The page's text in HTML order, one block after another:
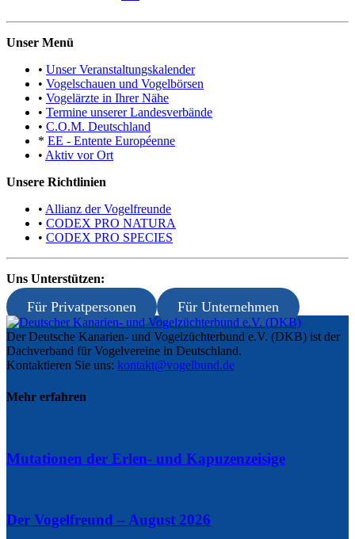
Unser Menü
• Unser Veranstaltungskalender
• Vogelschauen und Vogelbörsen
• Vogelärzte in Ihrer Nähe
• Termine unserer Landesverbände
• C.O.M. Deutschland
* EE - Entente Européenne
• Aktiv vor Ort
Unsere Richtlinien
• Allianz der Vogelfreunde
• CODEX PRO NATURA
• CODEX PRO SPECIES
Uns Unterstützen:
Für Privatpersonen Für Unternehmen
Der Deutsche Kanarien- und Vogelzüchterbund e.V. (DKB) ist der
Dachverband für Vogelvereine in Deutschland.
Kontaktieren Sie uns: kontakt@vogelbund.de
Mehr erfahren
Mutationen der Erlen- und Kapuzenzeisige
Der Vogelfreund – August 2026